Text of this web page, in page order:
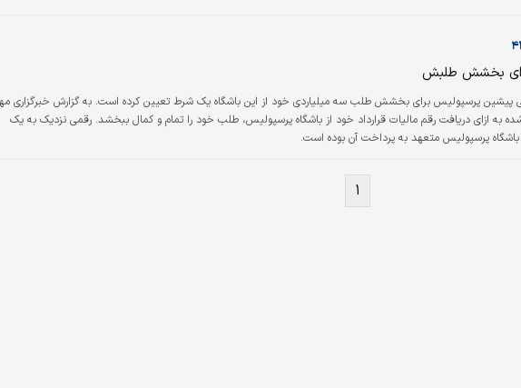
بخشش طلبش
پیشین پرسپولیس برای بخشش طلب سه میلیاردی خود از این باشگاه یک شرط تعیین کرده است. به گزارش خبرگزاری
به ازای دریافت رقم مالیات قرارداد خود از باشگاه پرسپولیس، طلب خود را تمام و کمال ببخشد. رقمی نزدیک به یک
باشگاه پرسپولیس متعهد به پرداخت آن بوده است.
۱